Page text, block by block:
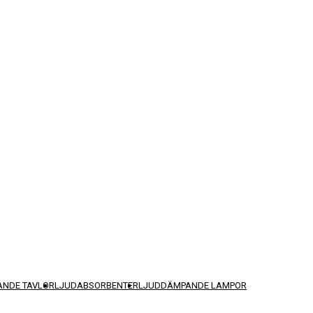
TAVLORLJUDABSORBENTERLJUDDÄMPANDE LAMPOR